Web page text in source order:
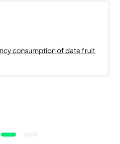
consumption of date fruit